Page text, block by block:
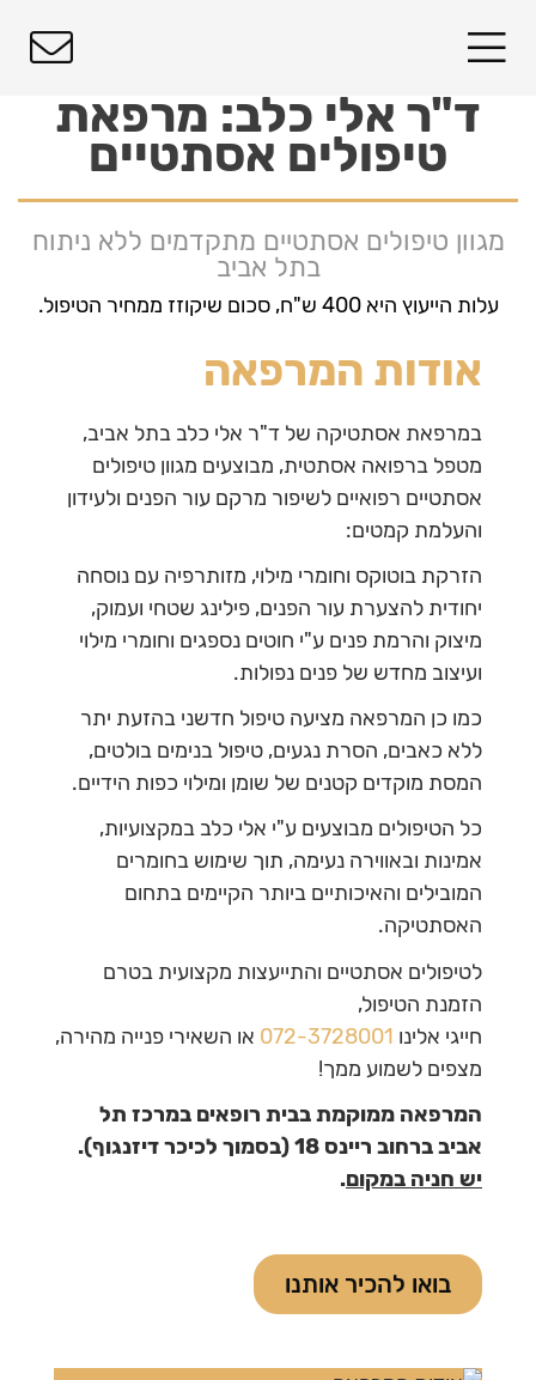
ד"ר אלי כלב: מרפאת
טיפולים אסתטיים
מגוון טיפולים אסתטיים מתקדמים ללא ניתוח
בתל אביב
עלות הייעוץ היא 400 ש"ח, סכום שיקוזז ממחיר הטיפול.
אודות המרפאה
במרפאת אסתטיקה של ד"ר אלי כלב בתל אביב,
מטפל ברפואה אסתטית, מבוצעים מגוון טיפולים
אסתטיים רפואיים לשיפור מרקם עור הפנים ולעידון
והעלמת קמטים:
הזרקת בוטוקס וחומרי מילוי, מזותרפיה עם נוסחה
יחודית להצערת עור הפנים, פילינג שטחי ועמוק,
מיצוק והרמת פנים ע"י חוטים נספגים וחומרי מילוי
ועיצוב מחדש של פנים נפולות.
כמו כן המרפאה מציעה טיפול חדשני בהזעת יתר
ללא כאבים, הסרת נגעים, טיפול בנימים בולטים,
המסת מוקדים קטנים של שומן ומילוי כפות הידיים.
כל הטיפולים מבוצעים ע"י אלי כלב במקצועיות,
אמינות ובאווירה נעימה, תוך שימוש בחומרים
המובילים והאיכותיים ביותר הקיימים בתחום
האסתטיקה.
לטיפולים אסתטיים והתייעצות מקצועית בטרם
הזמנת הטיפול,
חייגי אלינו 072-3728001 או השאירי פנייה מהירה,
מצפים לשמוע ממך!
המרפאה ממוקמת בבית רופאים במרכז תל
אביב ברחוב ריינס 18 (בסמוך לכיכר דיזנגוף).
יש חניה במקום.
בואו להכיר אותנו